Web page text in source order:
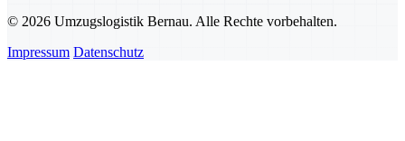
© 2026 Umzugslogistik Bernau. Alle Rechte vorbehalten.
Impressum Datenschutz